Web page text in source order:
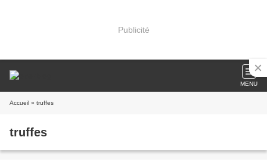
Publicité
MENU
Accueil » truffes
truffes